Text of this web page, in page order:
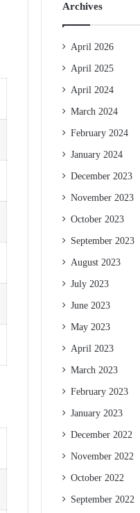
Archives
April 2026
April 2025
April 2024
March 2024
February 2024
January 2024
December 2023
November 2023
October 2023
September 2023
August 2023
July 2023
June 2023
May 2023
April 2023
March 2023
February 2023
January 2023
December 2022
November 2022
October 2022
September 2022